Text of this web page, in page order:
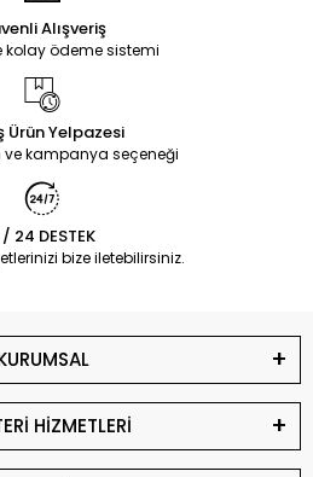
Alışveriş
kolay ödeme sistemi
Ürün Yelpazesi
ve kampanya seçeneği
24 DESTEK
bize iletebilirsiniz.
HİZMETLERİ